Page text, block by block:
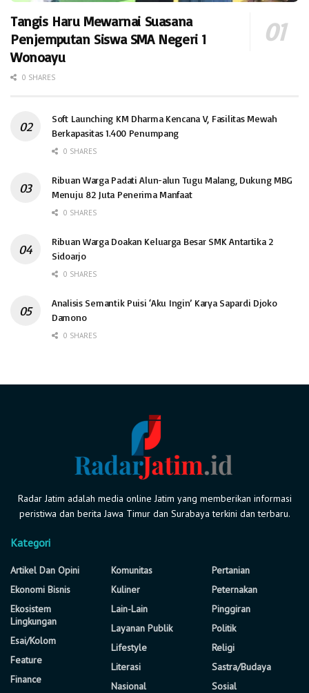
Tangis Haru Mewarnai Suasana
Penjemputan Siswa SMA Negeri 1
Wonoayu
0 SHARES
Soft Launching KM Dharma Kencana V, Fasilitas Mewah
Berkapasitas 1.400 Penumpang
0 SHARES
Ribuan Warga Padati Alun-alun Tugu Malang, Dukung MBG
Menuju 82 Juta Penerima Manfaat
0 SHARES
Ribuan Warga Doakan Keluarga Besar SMK Antartika 2
Sidoarjo
0 SHARES
Analisis Semantik Puisi ‘Aku Ingin’ Karya Sapardi Djoko
Damono
0 SHARES
Radar Jatim adalah media online Jatim yang memberikan informasi
peristiwa dan berita Jawa Timur dan Surabaya terkini dan terbaru.
Kategori
Artikel Dan Opini
Ekonomi Bisnis
Ekosistem
Lingkungan
Esai/Kolom
Feature
Finance
Komunitas
Kuliner
Lain-Lain
Layanan Publik
Lifestyle
Literasi
Nasional
Pertanian
Peternakan
Pinggiran
Politik
Religi
Sastra/Budaya
Sosial